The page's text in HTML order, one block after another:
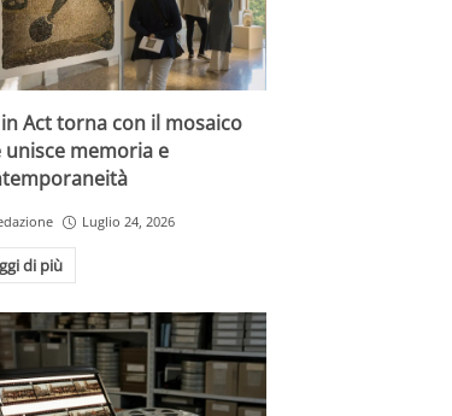
Act torna con il mosaico
unisce memoria e
Luglio 24, 2026
di più